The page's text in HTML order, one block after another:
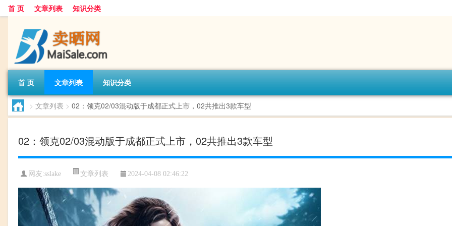
首 页 文章列表 知识分类
首 页 文章列表 知识分类
> 文章列表 > 02：领克02/03混动版于成都正式上市，02共推出3款车型
02：领克02/03混动版于成都正式上市，02共推出3款车型
网友:sslake 文章列表 2024-04-08 02:46:22